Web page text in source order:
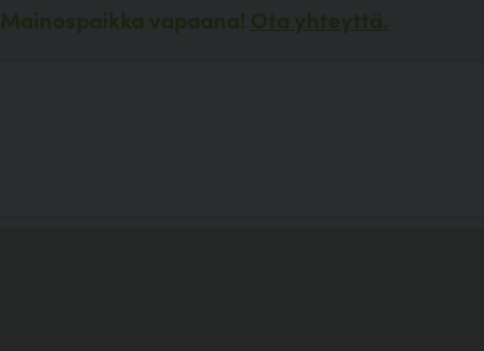
Mainospaikka vapaana! Ota yhteyttä.